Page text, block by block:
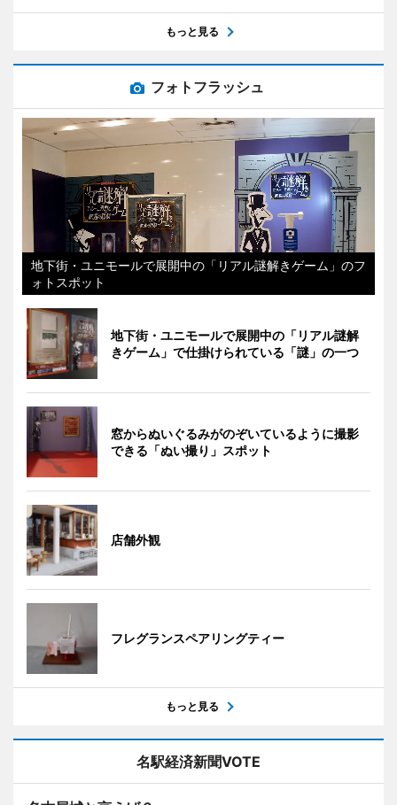
もっと見る
フォトフラッシュ
地下街・ユニモールで展開中の「リアル謎解きゲーム」のフ
ォトスポット
地下街・ユニモールで展開中の「リアル謎解
きゲーム」で仕掛けられている「謎」の一つ
窓からぬいぐるみがのぞいているように撮影
できる「ぬい撮り」スポット
店舗外観
フレグランスペアリングティー
もっと見る
名駅経済新聞VOTE